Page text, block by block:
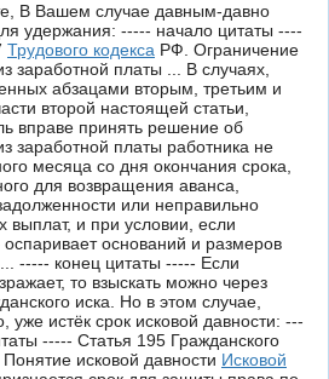
В Вашем случае давным-давно
удержания: ----- начало цитаты ----
Трудового кодекса РФ. Ограничение
заработной платы ... В случаях,
абзацами вторым, третьим и
второй настоящей статьи,
вправе принять решение об
заработной платы работника не
месяца со дня окончания срока,
для возвращения аванса,
или неправильно
выплат, и при условии, если
оспаривает оснований и размеров
----- конец цитаты ----- Если
то взыскать можно через
иска. Но в этом случае,
уже истёк срок исковой давности: ---
----- Статья 195 Гражданского
исковой давности Исковой